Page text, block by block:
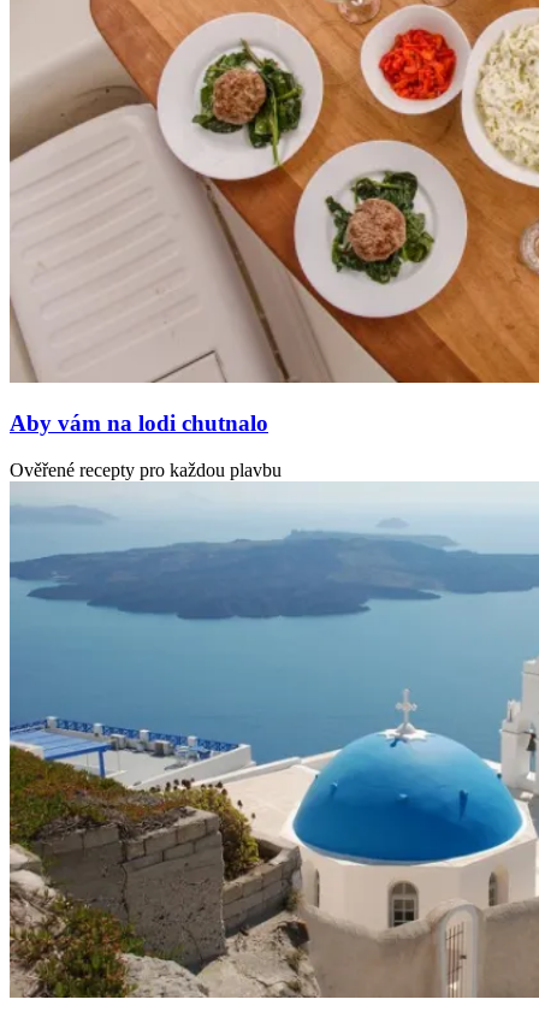
Aby vám na lodi chutnalo
Ověřené recepty pro každou plavbu